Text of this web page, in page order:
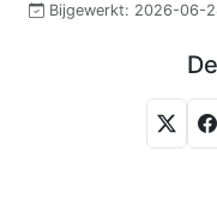
Bijgewerkt: 2026-06-